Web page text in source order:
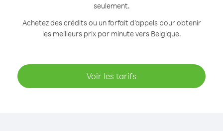
seulement.
Achetez des crédits ou un forfait d’appels pour obtenir
les meilleurs prix par minute vers Belgique.
Voir les tarifs